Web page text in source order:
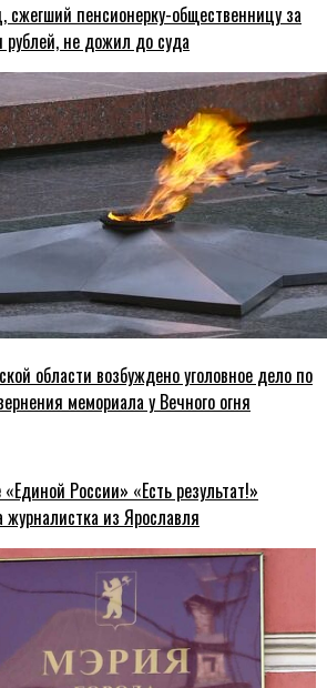
сжегший пенсионерку-общественницу за
не дожил до суда
области возбуждено уголовное дело по
мемориала у Вечного огня
России» «Есть результат!»
журналистка из Ярославля